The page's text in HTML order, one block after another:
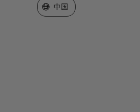
选择网站
中国